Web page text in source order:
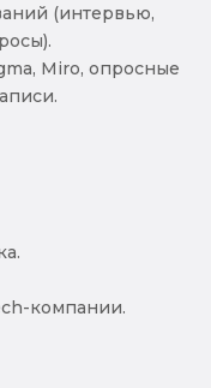
(интервью,
Miro, опросные
компании.